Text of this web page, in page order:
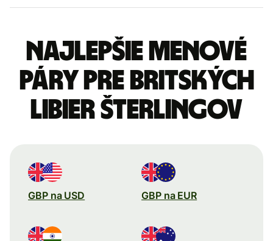
Najlepšie menové
páry pre Britských
libier šterlingov
GBP na USD GBP na EUR